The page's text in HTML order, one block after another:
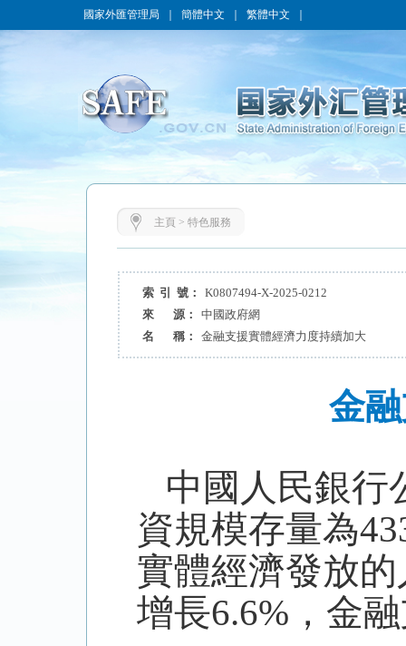
國家外匯管理局 簡體中文 繁體中文
主頁 > 特色服務
索 引 號：
K0807494-X-2025-0212
來 源：
中國政府網
名 稱：
金融支援實體經濟力度持續加大
金
中國人民銀行
資規模存量為
實體經濟發放
增長6.6% ，金